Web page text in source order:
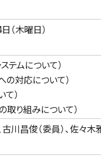
（木曜日）
テムについて）
対応について）
）
り組みについて）
川昌俊（委員）、佐々木